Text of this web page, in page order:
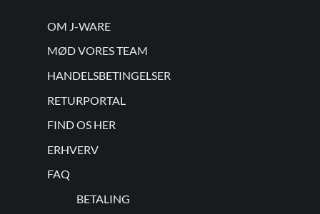
OM J-WARE
MØD VORES TEAM
HANDELSBETINGELSER
RETURPORTAL
FIND OS HER
ERHVERV
FAQ
BETALING